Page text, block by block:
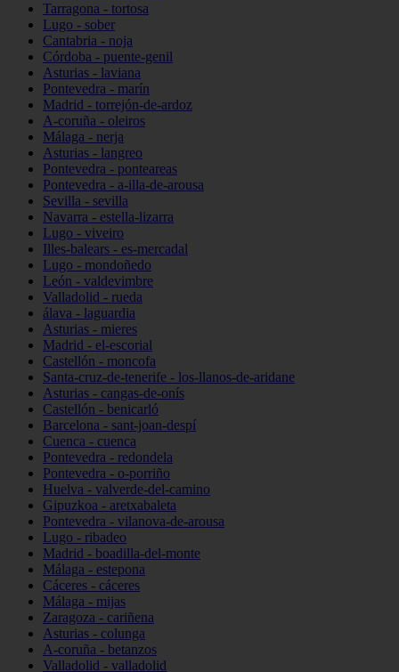
Tarragona - tortosa
Lugo - sober
Cantabria - noja
Córdoba - puente-genil
Asturias - laviana
Pontevedra - marín
Madrid - torrejón-de-ardoz
A-coruña - oleiros
Málaga - nerja
Asturias - langreo
Pontevedra - ponteareas
Pontevedra - a-illa-de-arousa
Sevilla - sevilla
Navarra - estella-lizarra
Lugo - viveiro
Illes-balears - es-mercadal
Lugo - mondoñedo
León - valdevimbre
Valladolid - rueda
álava - laguardia
Asturias - mieres
Madrid - el-escorial
Castellón - moncofa
Santa-cruz-de-tenerife - los-llanos-de-aridane
Asturias - cangas-de-onís
Castellón - benicarló
Barcelona - sant-joan-despí
Cuenca - cuenca
Pontevedra - redondela
Pontevedra - o-porriño
Huelva - valverde-del-camino
Gipuzkoa - aretxabaleta
Pontevedra - vilanova-de-arousa
Lugo - ribadeo
Madrid - boadilla-del-monte
Málaga - estepona
Cáceres - cáceres
Málaga - mijas
Zaragoza - cariñena
Asturias - colunga
A-coruña - betanzos
Valladolid - valladolid